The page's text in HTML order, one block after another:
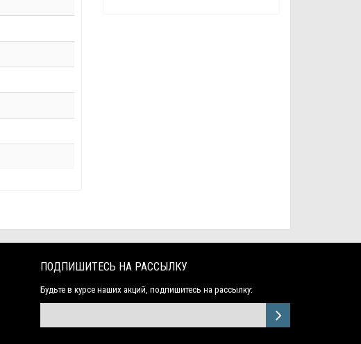
ПОДПИШИТЕСЬ НА РАССЫЛКУ
Будьте в курсе наших акций, подпишитесь на рассылку: